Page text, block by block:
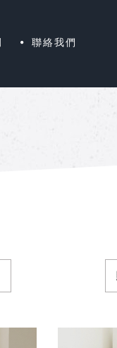
聯絡我們